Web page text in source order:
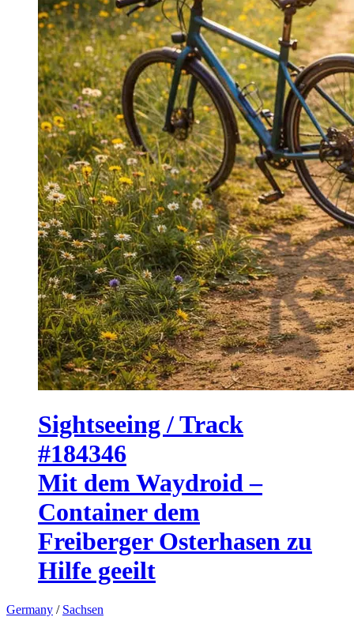
Sightseeing / Track
#184346
Mit dem Waydroid –
Container dem
Freiberger Osterhasen zu
Hilfe geeilt
Germany / Sachsen